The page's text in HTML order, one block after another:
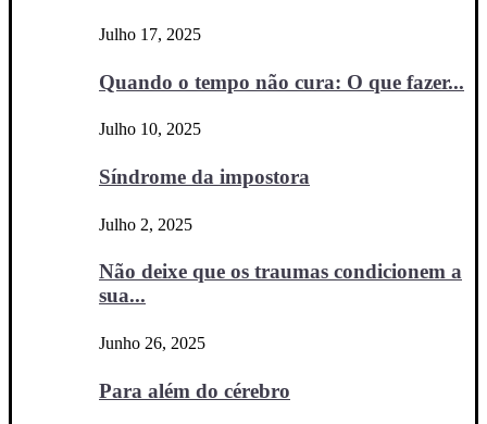
Julho 17, 2025
Quando o tempo não cura: O que fazer...
Julho 10, 2025
Síndrome da impostora
Julho 2, 2025
Não deixe que os traumas condicionem a
sua...
Junho 26, 2025
Para além do cérebro